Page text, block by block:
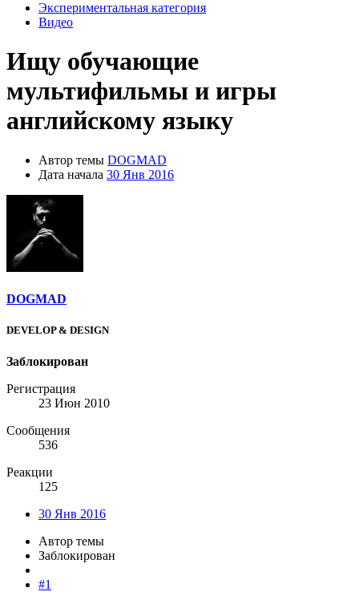
Экспериментальная категория
Видео
Ищу обучающие
мультифильмы и игры
английскому языку
Автор темы DOGMAD
Дата начала 30 Янв 2016
DOGMAD
DEVELOP & DESIGN
Заблокирован
Регистрация
23 Июн 2010
Сообщения
536
Реакции
125
30 Янв 2016
Автор темы
Заблокирован
#1